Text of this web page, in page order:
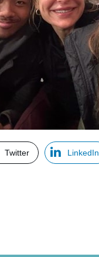
Twitter LinkedIn